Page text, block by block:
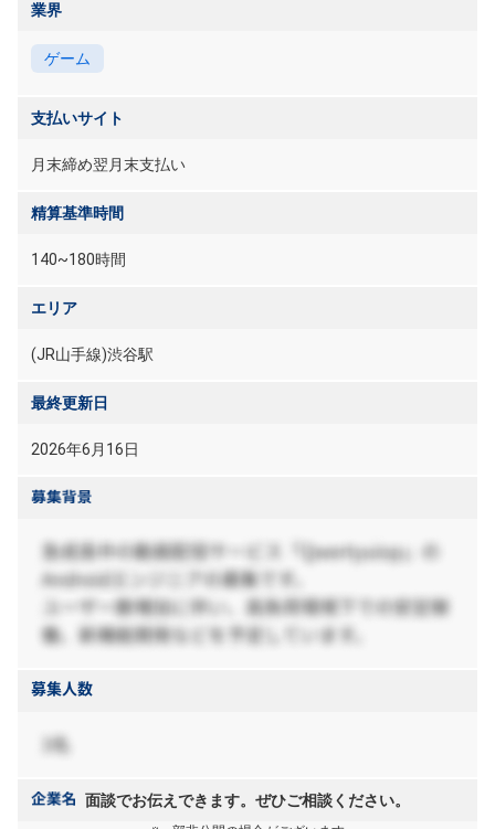
業界
ゲーム
支払いサイト
月末締め翌月末支払い
精算基準時間
140~180時間
エリア
(JR山手線)渋谷駅
最終更新日
2026年6月16日
面談でお伝えできます。ぜひご相談ください。